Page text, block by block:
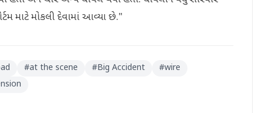
માટે મોકલી દેવામાં આવ્યા છે."
#at the scene #Big Accident #wire